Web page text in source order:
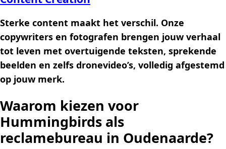
Sterke content maakt het verschil. Onze
copywriters en fotografen brengen jouw verhaal
tot leven met overtuigende teksten, sprekende
beelden en zelfs dronevideo’s, volledig afgestemd
op jouw merk.
Waarom kiezen voor
Hummingbirds als
reclamebureau in Oudenaarde?